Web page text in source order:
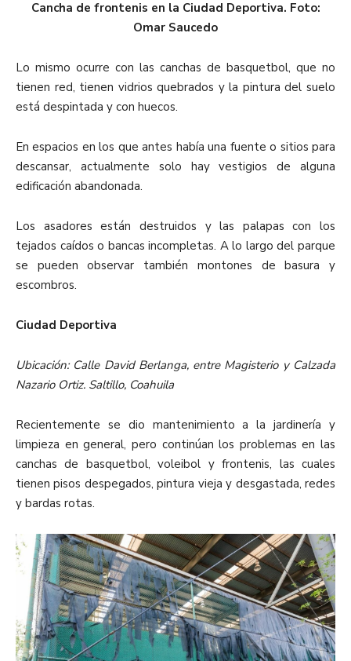
Cancha de frontenis en la Ciudad Deportiva. Foto:
Omar Saucedo
Lo mismo ocurre con las canchas de basquetbol, que no
tienen red, tienen vidrios quebrados y la pintura del suelo
está despintada y con huecos.
En espacios en los que antes había una fuente o sitios para
descansar, actualmente solo hay vestigios de alguna
edificación abandonada.
Los asadores están destruidos y las palapas con los
tejados caídos o bancas incompletas. A lo largo del parque
se pueden observar también montones de basura y
escombros.
Ciudad Deportiva
Ubicación: Calle David Berlanga, entre Magisterio y Calzada
Nazario Ortiz. Saltillo, Coahuila
Recientemente se dio mantenimiento a la jardinería y
limpieza en general, pero continúan los problemas en las
canchas de basquetbol, voleibol y frontenis, las cuales
tienen pisos despegados, pintura vieja y desgastada, redes
y bardas rotas.